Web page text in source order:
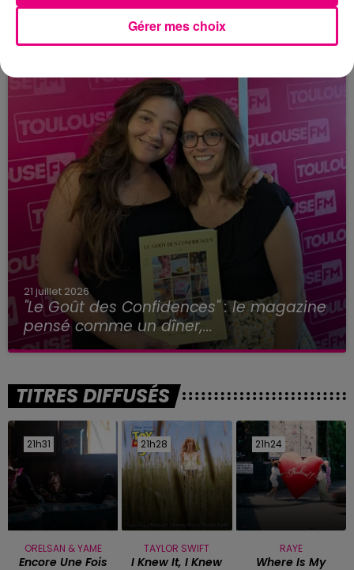
21 juillet 2026
"Le Goût des Confidences" : le magazine
pensé comme un dîner,...
TITRES DIFFUSÉS
21h31
21h31
ORELSAN & YAME
Encore Une Fois
21h28
21h28
TAYLOR SWIFT
I Knew It, I Knew
21h24
21h24
RAYE
Where Is My
Gérer mes choix